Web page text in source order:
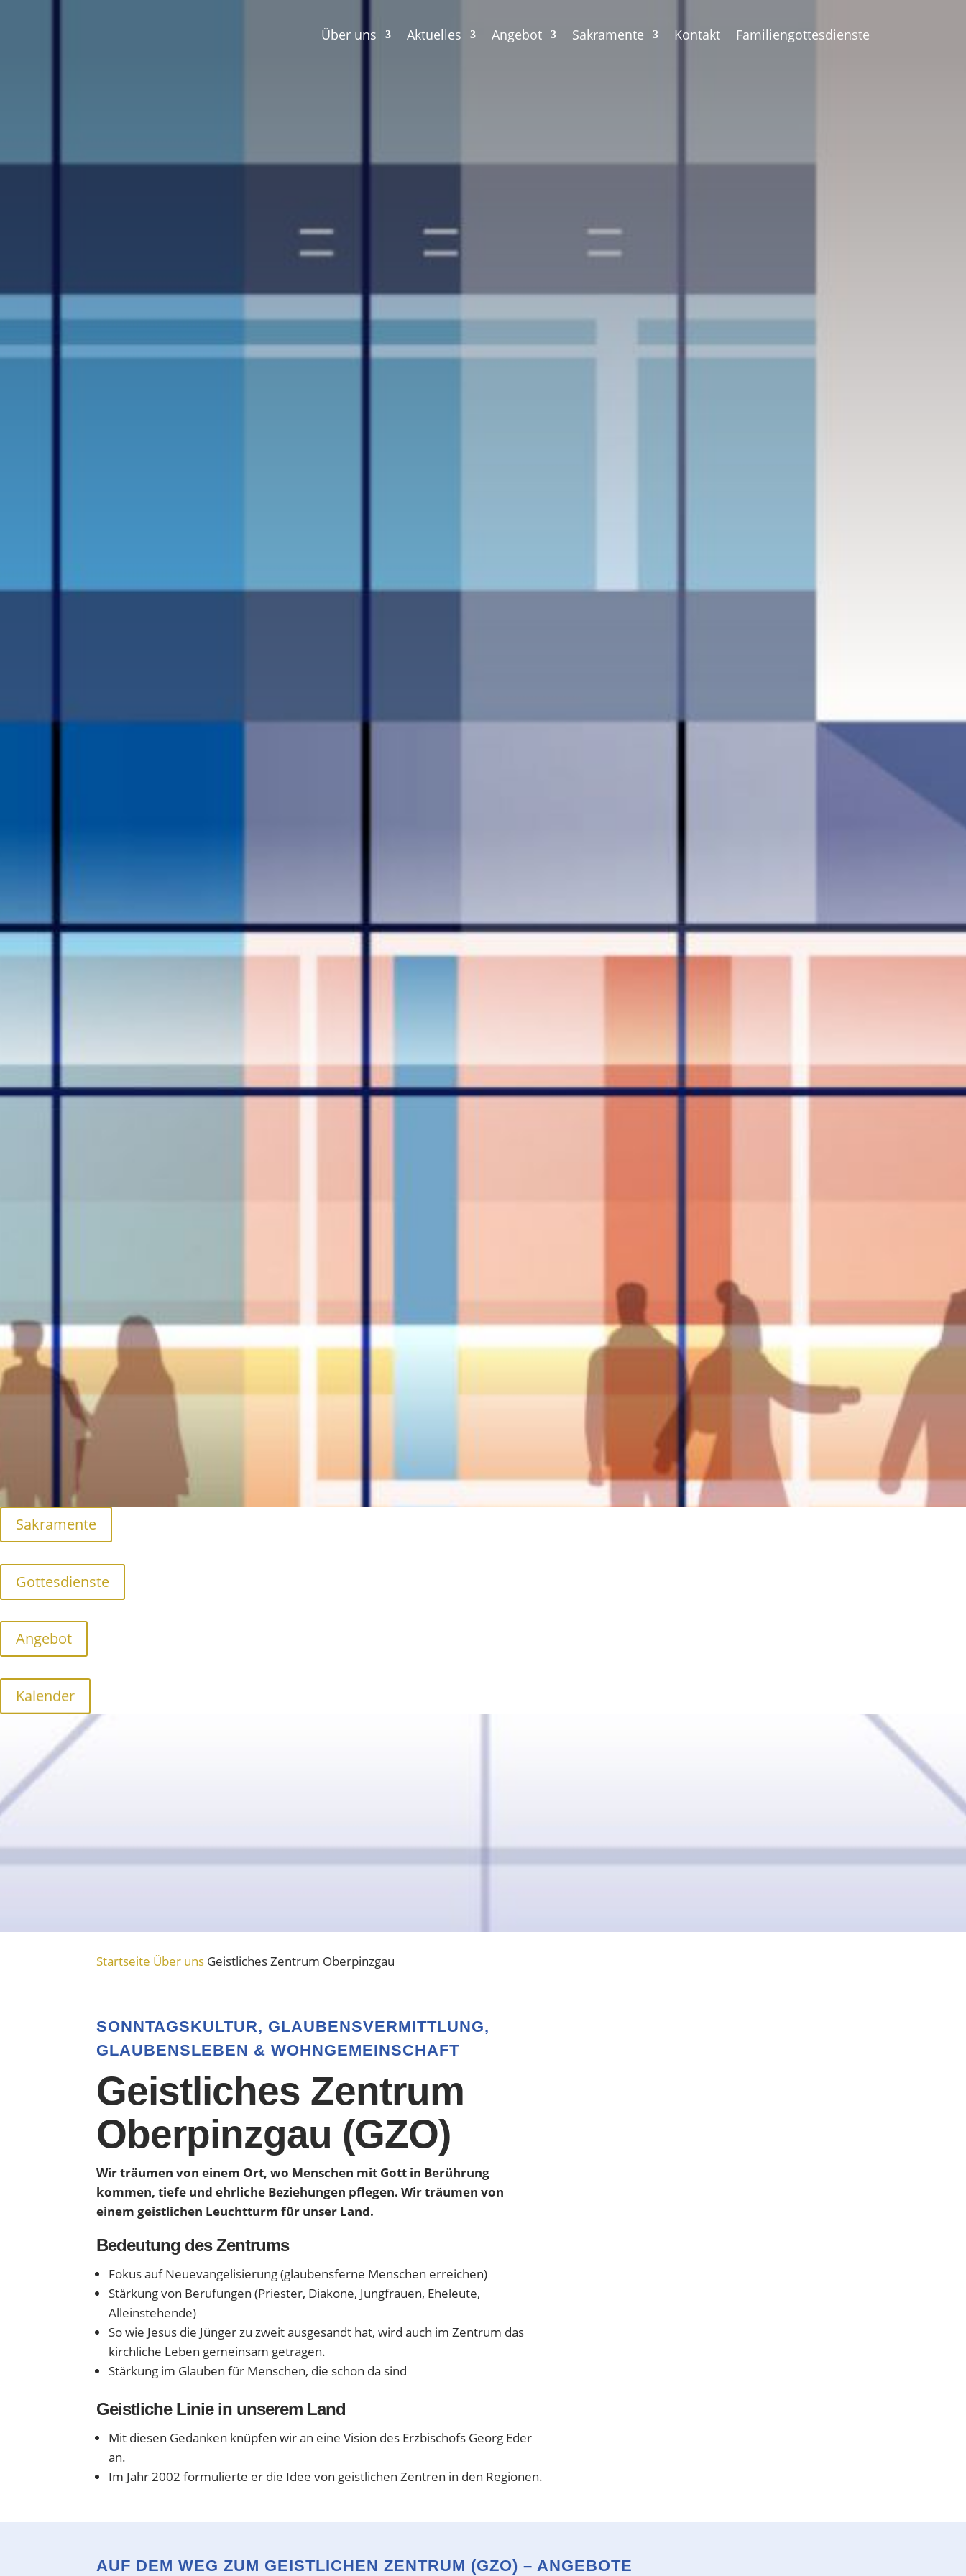
Sakramente
Gottesdienste
Angebot
Kalender
Über uns Aktuelles Angebot Sakramente Kontakt Familiengottesdienste
Startseite Über uns Geistliches Zentrum Oberpinzgau
SONNTAGSKULTUR, GLAUBENSVERMITTLUNG,
GLAUBENSLEBEN & WOHNGEMEINSCHAFT
Geistliches Zentrum
Oberpinzgau (GZO)
Wir träumen von einem Ort, wo Menschen mit Gott in Berührung
kommen, tiefe und ehrliche Beziehungen pflegen. Wir träumen von
einem geistlichen Leuchtturm für unser Land.
Bedeutung des Zentrums
Fokus auf Neuevangelisierung (glaubensferne Menschen erreichen)
Stärkung von Berufungen (Priester, Diakone, Jungfrauen, Eheleute,
Alleinstehende)
So wie Jesus die Jünger zu zweit ausgesandt hat, wird auch im Zentrum das
kirchliche Leben gemeinsam getragen.
Stärkung im Glauben für Menschen, die schon da sind
Geistliche Linie in unserem Land
Mit diesen Gedanken knüpfen wir an eine Vision des Erzbischofs Georg Eder
an.
Im Jahr 2002 formulierte er die Idee von geistlichen Zentren in den Regionen.
AUF DEM WEG ZUM GEISTLICHEN ZENTRUM (GZO) – ANGEBOTE